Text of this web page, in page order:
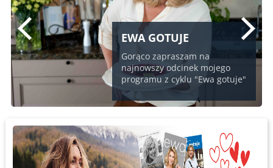
EWA GOTUJE
Gorąco zapraszam na
najnowszy odcinek mojego
programu z cyklu "Ewa gotuje"